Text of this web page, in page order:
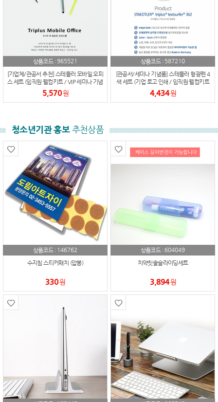
상품코드 :965521
[기업체/관공서 추천] 스테들러 모바일 오피
스 세트 (임직원 웰컴키트 / VIP 세미나 기념
품 / 로고 인쇄 가능)
5,570원
상품코드 : 587210
[관공서/세미나 기념품] 스테들러 형광펜 4
색 세트 (기업 로고 인쇄 / 임직원 웰컴키트
추천 / 납기 준수)
4,434원
청소년기관 홍보추천상품
상품코드 : 146762
수지침 스티커패치 (압봉)
330원
상품코드 : 604049
치약칫솔슬라이딩세트
3,894원